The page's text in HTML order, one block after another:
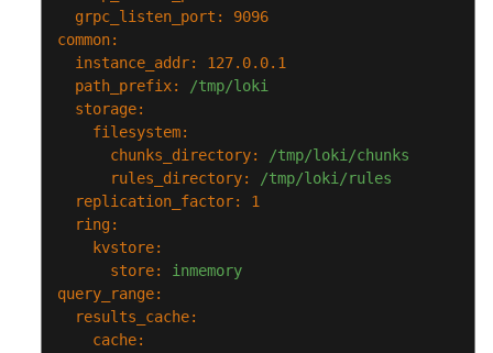
方
法
ECS
问
OBS
grpc_listen_port:
9096
common:
instance_addr:
127.0.0.1
path_prefix:
/tmp/loki
storage:
filesystem:
chunks_directory:
/tmp/loki/chunks
rules_directory:
/tmp/loki/rules
replication_factor:
1
ring:
kvstore:
store:
inmemory
query_range:
results_cache:
cache: